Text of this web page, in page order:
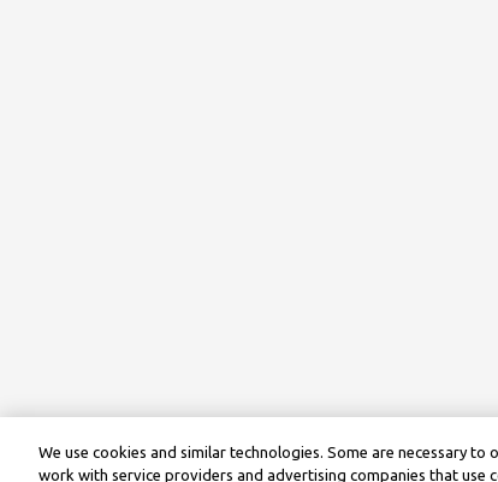
We use cookies and similar technologies. Some are necessary to
work with service providers and advertising companies that use